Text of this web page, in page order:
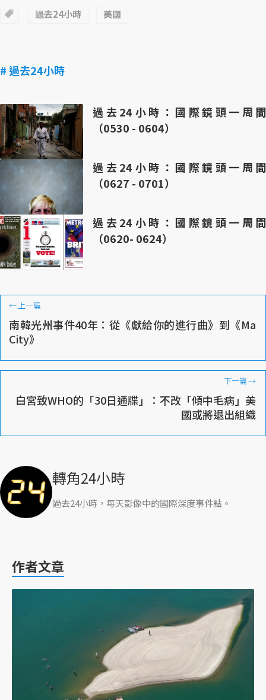
過去24小時 美國
# 過去24小時
過去24小時：國際鏡頭一周間
（0530 - 0604）
過去24小時：國際鏡頭一周間
（0627 - 0701）
過去24小時：國際鏡頭一周間
（0620- 0624）
←上一篇
南韓光州事件40年：從《獻給你的進行曲》到《Ma
City》
下一篇→
白宮致WHO的「30日通牒」：不改「傾中毛病」美
國或將退出組織
轉角24小時
過去24小時，每天影像中的國際深度事件點。
作者文章